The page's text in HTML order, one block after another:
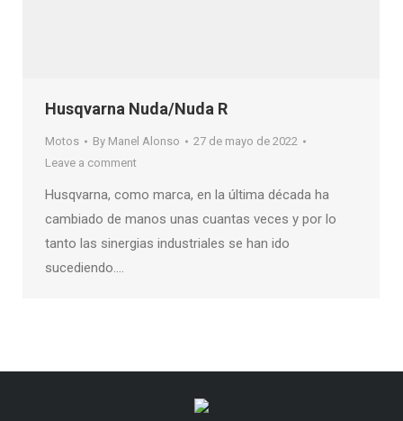
Husqvarna Nuda/Nuda R
Motos By Manel Alonso
27 de mayo de 2022
Leave a comment
Husqvarna, como marca, en la última década ha
cambiado de manos unas cuantas veces y por lo
tanto las sinergias industriales se han ido
sucediendo….